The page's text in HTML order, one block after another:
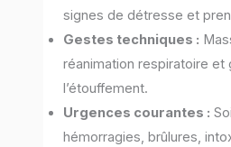
signes de détresse et
Gestes techniques :
réanimation respiratoire et
l’étouffement.
Urgences courantes :
hémorragies, brûlures,